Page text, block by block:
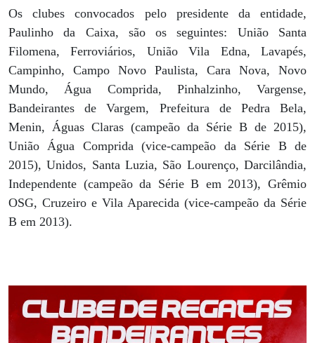
Os clubes convocados pelo presidente da entidade,
Paulinho da Caixa, são os seguintes: União Santa
Filomena, Ferroviários, União Vila Edna, Lavapés,
Campinho, Campo Novo Paulista, Cara Nova, Novo
Mundo, Água Comprida, Pinhalzinho, Vargense,
Bandeirantes de Vargem, Prefeitura de Pedra Bela,
Menin, Águas Claras (campeão da Série B de 2015),
União Água Comprida (vice-campeão da Série B de
2015), Unidos, Santa Luzia, São Lourenço, Darcilândia,
Independente (campeão da Série B em 2013), Grêmio
OSG, Cruzeiro e Vila Aparecida (vice-campeão da Série
B em 2013).